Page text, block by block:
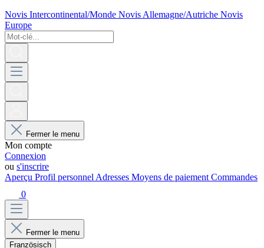
Novis Intercontinental/Monde Novis Allemagne/Autriche Novis
Europe
Fermer le menu
Mon compte
Connexion
ou s'inscrire
Aperçu Profil personnel Adresses Moyens de paiement Commandes
0
Fermer le menu
Französisch